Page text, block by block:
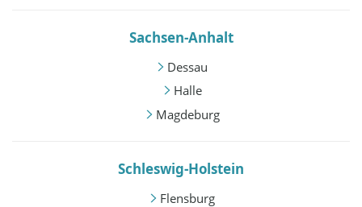
Sachsen-Anhalt
Dessau
Halle
Magdeburg
Schleswig-Holstein
Flensburg